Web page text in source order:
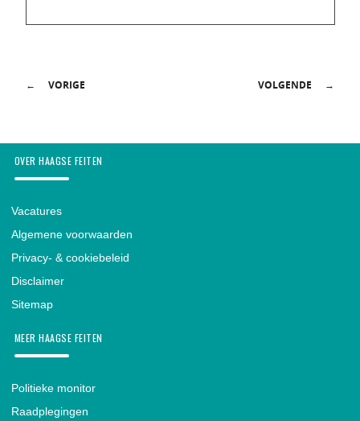
POST NAVIGATION
← VORIGE VOLGENDE →
OVER HAAGSE FEITEN
Vacatures
Algemene voorwaarden
Privacy- & cookiebeleid
Disclaimer
Sitemap
MEER HAAGSE FEITEN
Politieke monitor
Raadplegingen